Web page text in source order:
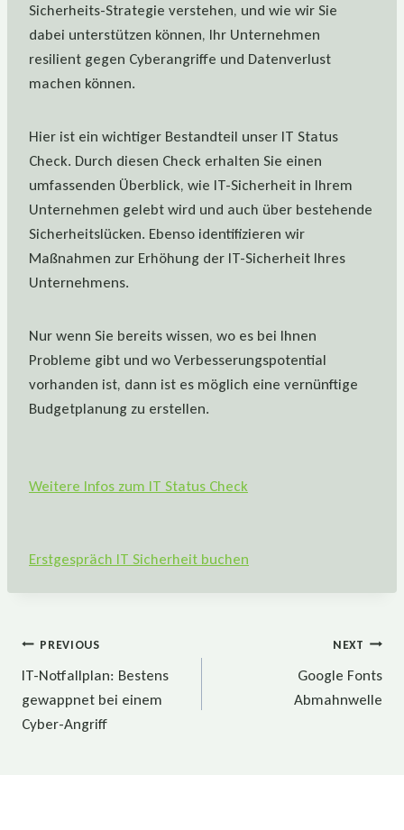
Sicherheits-Strategie verstehen, und wie wir Sie
dabei unterstützen können, Ihr Unternehmen
resilient gegen Cyberangriffe und Datenverlust
machen können.
Hier ist ein wichtiger Bestandteil unser IT Status
Check. Durch diesen Check erhalten Sie einen
umfassenden Überblick, wie IT-Sicherheit in Ihrem
Unternehmen gelebt wird und auch über bestehende
Sicherheitslücken. Ebenso identifizieren wir
Maßnahmen zur Erhöhung der IT-Sicherheit Ihres
Unternehmens.
Nur wenn Sie bereits wissen, wo es bei Ihnen
Probleme gibt und wo Verbesserungspotential
vorhanden ist, dann ist es möglich eine vernünftige
Budgetplanung zu erstellen.
Weitere Infos zum IT Status Check
Erstgespräch IT Sicherheit buchen
Beitragsnavigation
PREVIOUS
IT-Notfallplan: Bestens
gewappnet bei einem
Cyber-Angriff
NEXT
Google Fonts
Abmahnwelle